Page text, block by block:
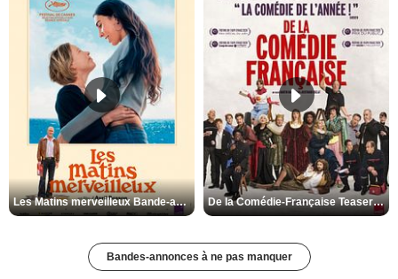
Les Matins merveilleux Bande-annonce VF De la Comédie-Française Teaser VF
Bandes-annonces à ne pas manquer